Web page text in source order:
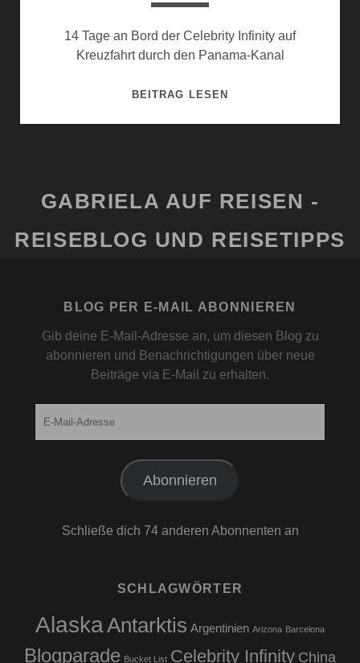
14 Tage an Bord der Celebrity Infinity auf
Kreuzfahrt durch den Panama-Kanal
BEITRAG LESENKREUZFAHRT
3
GABRIELA AUF REISEN -
REISEBLOG UND REISETIPPS
BLOG PER E-MAIL ABONNIEREN
Gib deine E-Mail-Adresse an, um diesen Blog zu
abonnieren und Benachrichtigungen über neue
Beiträge via E-Mail zu erhalten.
Abonnieren
Schließe dich 74 anderen Abonnenten an
SCHLAGWÖRTER
AlaskaAntarktis Argentinien Arizona Barcelona
Blogparade Bucket List Celebrity Infinity China